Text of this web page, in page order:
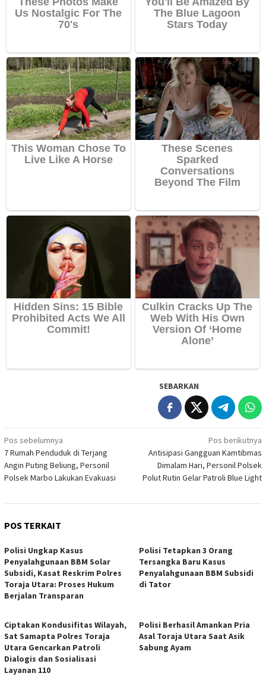
SEBARKAN
Navigasi
pos
Pos sebelumnya
7 Rumah Penduduk di Terjang
Angin Puting Beliung, Personil
Polsek Marbo Lakukan Evakuasi
Pos berikutnya
Antisipasi Gangguan Kamtibmas
Dimalam Hari, Personil Polsek
Polut Rutin Gelar Patroli Blue Light
POS TERKAIT
Polisi Ungkap Kasus
Penyalahgunaan BBM Solar
Subsidi, Kasat Reskrim Polres
Toraja Utara: Proses Hukum
Berjalan Transparan
Polisi Tetapkan 3 Orang
Tersangka Baru Kasus
Penyalahgunaan BBM Subsidi
di Tator
Ciptakan Kondusifitas Wilayah,
Sat Samapta Polres Toraja
Utara Gencarkan Patroli
Dialogis dan Sosialisasi
Layanan 110
Polisi Berhasil Amankan Pria
Asal Toraja Utara Saat Asik
Sabung Ayam